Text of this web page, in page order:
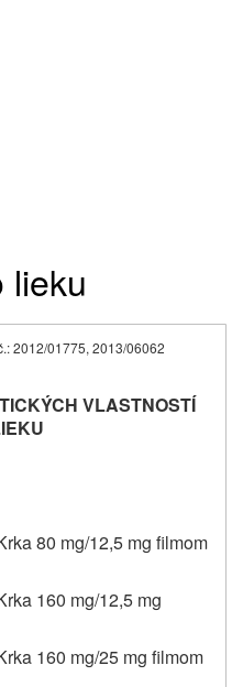
lieku
2012/01775, 2013/06062
VLASTNOSTÍ
80 mg/12,5 mg filmom
160 mg/12,5 mg
160 mg/25 mg filmom